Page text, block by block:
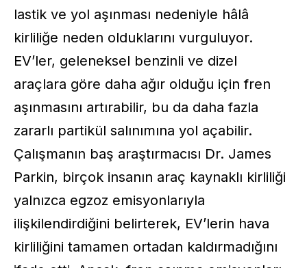
lastik ve yol aşınması nedeniyle hâlâ
kirliliğe neden olduklarını vurguluyor.
EV’ler, geleneksel benzinli ve dizel
araçlara göre daha ağır olduğu için fren
aşınmasını artırabilir, bu da daha fazla
zararlı partikül salınımına yol açabilir.
Çalışmanın baş araştırmacısı Dr. James
Parkin, birçok insanın araç kaynaklı kirliliği
yalnızca egzoz emisyonlarıyla
ilişkilendirdiğini belirterek, EV’lerin hava
kirliliğini tamamen ortadan kaldırmadığını